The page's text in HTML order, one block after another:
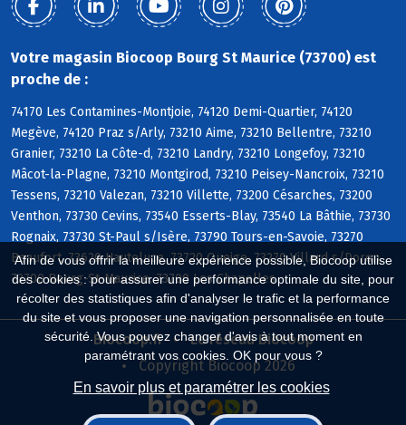
Afin de vous offrir la meilleure expérience possible, Biocoop utilise
des cookies : pour assurer une performance optimale du site, pour
récolter des statistiques afin d'analyser le trafic et la performance
du site et vous proposer une navigation personnalisée en toute
sécurité. Vous pouvez changer d'avis à tout moment en
paramétrant vos cookies. OK pour vous ?
En savoir plus et paramétrer les cookies
Votre magasin Biocoop Bourg St Maurice (73700) est
proche de :
74170 Les Contamines-Montjoie, 74120 Demi-Quartier, 74120
Megève, 74120 Praz s/Arly, 73210 Aime, 73210 Bellentre, 73210
Granier, 73210 La Côte-d, 73210 Landry, 73210 Longefoy, 73210
Mâcot-la-Plagne, 73210 Montgirod, 73210 Peisey-Nancroix, 73210
Tessens, 73210 Valezan, 73210 Villette, 73200 Césarches, 73200
Venthon, 73730 Cevins, 73540 Esserts-Blay, 73540 La Bâthie, 73730
Rognaix, 73730 St-Paul s/Isère, 73790 Tours-en-Savoie, 73270
Beaufort, 73620 Hauteluce, 73720 Queige, 73270 Villard s/Doron,
73700 Bourg-St-Maurice, 73700 Les Chapelles
Biocoop.fr
Le réseau Biocoop
Copyright Biocoop 2026